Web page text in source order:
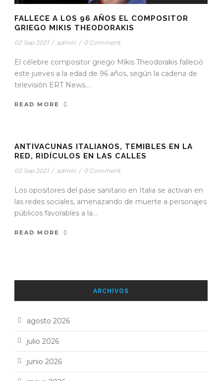
FALLECE A LOS 96 AÑOS EL COMPOSITOR
GRIEGO MIKIS THEODORAKIS
02 Sep 2021 / admin / 0 Comment
El célebre compositor griego Mikis Theodorakis falleció
este jueves a la edad de 96 años, según la cadena de
televisión ERT News....
READ MORE
ANTIVACUNAS ITALIANOS, TEMIBLES EN LA
RED, RIDÍCULOS EN LAS CALLES
02 Sep 2021 / admin / 0 Comment
Los opositores del pase sanitario en Italia se activan en
las redes sociales, amenazando de muerte a personajes
públicos favorables a la...
READ MORE
ARCHIVOS
agosto 2026
julio 2026
junio 2026